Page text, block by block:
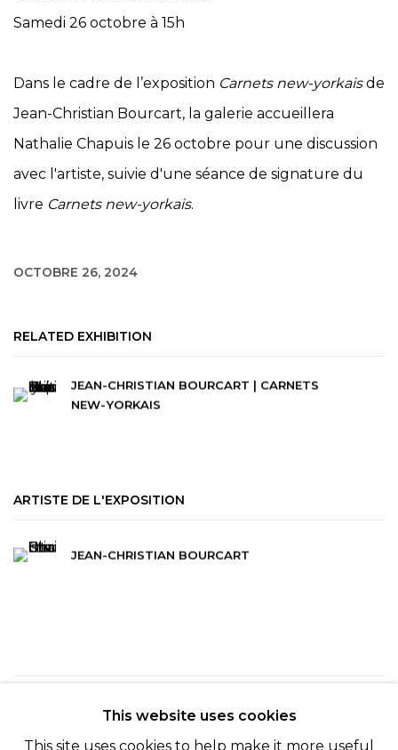
Samedi 26 octobre à 15h
Dans le cadre de l’exposition Carnets new-yorkaisde
Jean-Christian Bourcart, la galerie accueillera
Nathalie Chapuis le 26 octobre pour une discussion
avec l'artiste, suivie d'une séance de signature du
livre Carnets new-yorkais.
OCTOBRE 26, 2024
RELATED EXHIBITION
JEAN-CHRISTIAN BOURCART | CARNETS
NEW-YORKAIS
ARTISTE DE L'EXPOSITION
JEAN-CHRISTIAN BOURCART
RETOUR
This website uses cookies
This site uses cookies to help make it more useful